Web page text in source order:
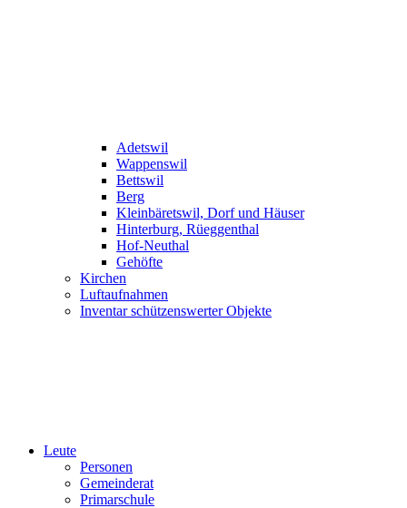
Adetswil
Wappenswil
Bettswil
Berg
Kleinbäretswil, Dorf und Häuser
Hinterburg, Rüeggenthal
Hof-Neuthal
Gehöfte
Kirchen
Luftaufnahmen
Inventar schützenswerter Objekte
Leute
Personen
Gemeinderat
Primarschule